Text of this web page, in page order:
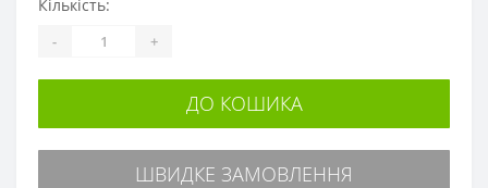
Кількість:
- +
ДО КОШИКА
ШВИДКЕ ЗАМОВЛЕННЯ